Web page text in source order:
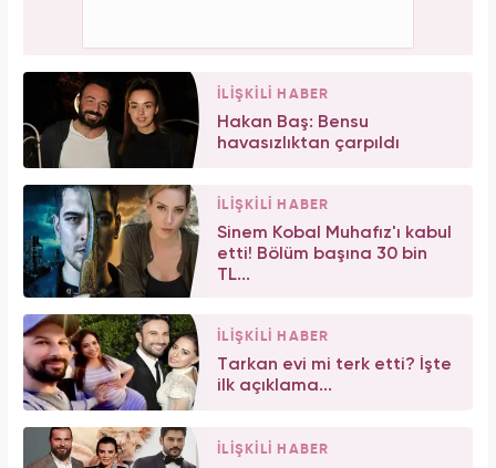
İLİŞKİLİ HABER
Hakan Baş: Bensu
havasızlıktan çarpıldı
İLİŞKİLİ HABER
Sinem Kobal Muhafız'ı kabul
etti! Bölüm başına 30 bin
TL...
İLİŞKİLİ HABER
Tarkan evi mi terk etti? İşte
ilk açıklama...
İLİŞKİLİ HABER